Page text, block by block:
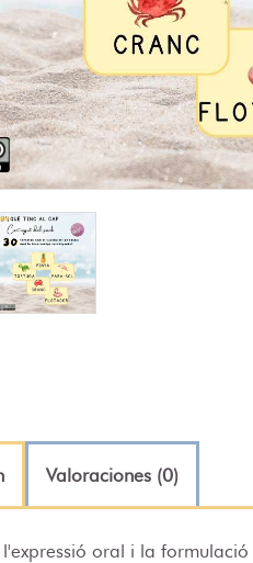
Valoraciones (0)
l'expressió oral i la